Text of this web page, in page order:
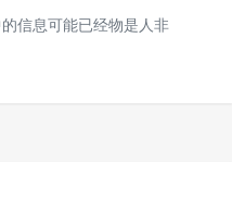
信息可能已经物是人非